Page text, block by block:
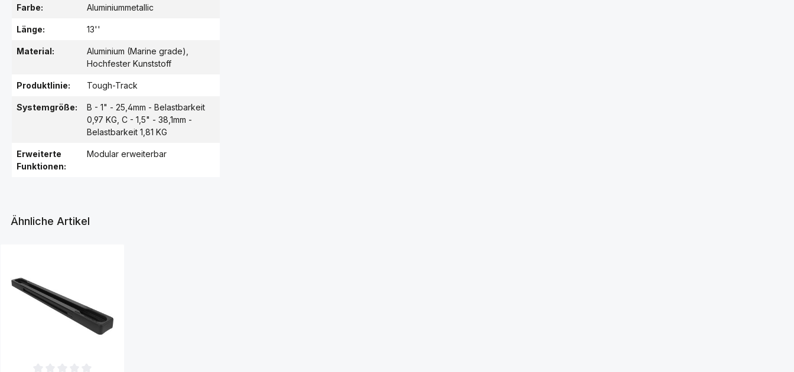
Farbe: Aluminiummetallic
Länge: 13''
Material: Aluminium (Marine grade)
Hochfester Kunststoff
Produktlinie: Tough-Track
Systemgröße:
B - 1" - 25,4mm - Belastbarkeit
0,97 KG , C - 1,5" - 38,1mm -
Belastbarkeit 1,81 KG
Erweiterte
Funktionen:
Modular erweiterbar
Ähnliche Artikel